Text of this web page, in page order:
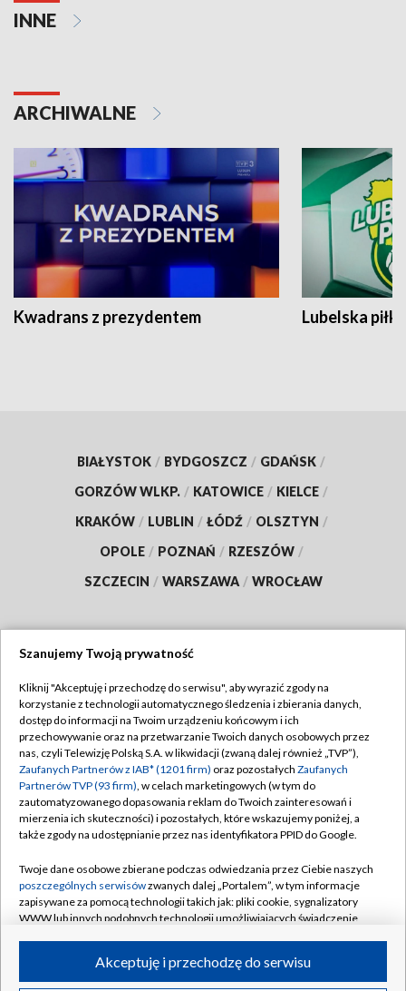
INNE
ARCHIWALNE
Kwadrans z prezydentem Lubelska piłka
BIAŁYSTOK / BYDGOSZCZ / GDAŃSK /
GORZÓW WLKP. / KATOWICE / KIELCE /
KRAKÓW / LUBLIN / ŁÓDŹ / OLSZTYN /
OPOLE / POZNAŃ / RZESZÓW /
SZCZECIN / WARSZAWA / WROCŁAW
TVP
Abonament TVP
Emisja w TVP
Centrum informacji TVP
Naziemna Telewizja Cyfrowa
Rada Programowa
System NOS
Informacje o nadawcy
Program dla prasy
Regulamin TVP
Polityka prywatności
Moje zgody
Pomoc
Kontakt
Kanały
Szanujemy Twoją prywatność
Kliknij "Akceptuję i przechodzę do serwisu", aby wyrazić zgody na
korzystanie z technologii automatycznego śledzenia i zbierania danych,
dostęp do informacji na Twoim urządzeniu końcowym i ich
przechowywanie oraz na przetwarzanie Twoich danych osobowych przez
nas, czyli Telewizję Polską S.A. w likwidacji (zwaną dalej również „TVP”),
Zaufanych Partnerów z IAB* (1201 firm) oraz pozostałych Zaufanych
Partnerów TVP (93 firm), w celach marketingowych (w tym do
zautomatyzowanego dopasowania reklam do Twoich zainteresowań i
mierzenia ich skuteczności) i pozostałych, które wskazujemy poniżej, a
także zgody na udostępnianie przez nas identyfikatora PPID do Google.
Twoje dane osobowe zbierane podczas odwiedzania przez Ciebie naszych
poszczególnych serwisówzwanych dalej „Portalem”, w tym informacje
zapisywane za pomocą technologii takich jak: pliki cookie, sygnalizatory
WWW lub innych podobnych technologii umożliwiających świadczenie
ruchu w Internecie.Akceptuję i przechodzę do serwisu